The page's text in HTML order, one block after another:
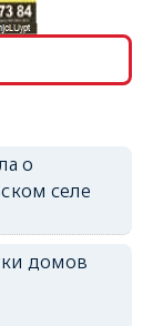
erid: 2SDnjcLUypt
erid: 2SDnjcrDNw6
о
селе
домов